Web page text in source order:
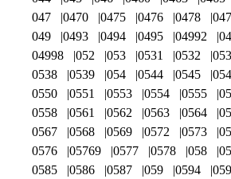
047
0470 0475 0476 0478
049
0493 0494 0495 04992
04998
052 053 0531 0532
0538
0539 054 0544 0545
0550
0551 0553 0554 0555
0558
0561 0562 0563 0564
0567
0568 0569 0572 0573
0576
05769 0577 0578 058
0585
0586 0587 059 0594